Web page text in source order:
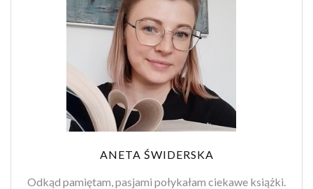
ANETA ŚWIDERSKA
Odkąd pamiętam, pasjami połykałam ciekawe książki.